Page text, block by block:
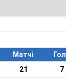
Матчі
21 7